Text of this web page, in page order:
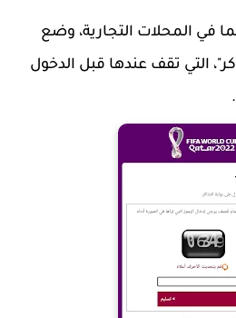
في المحلات التجارية، وضع
التي تقف عندها قبل الدخول